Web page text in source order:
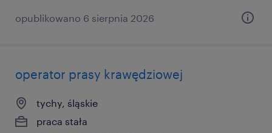
opublikowano 6 sierpnia 2026
operator prasy krawędziowej
tychy, śląskie
praca stała